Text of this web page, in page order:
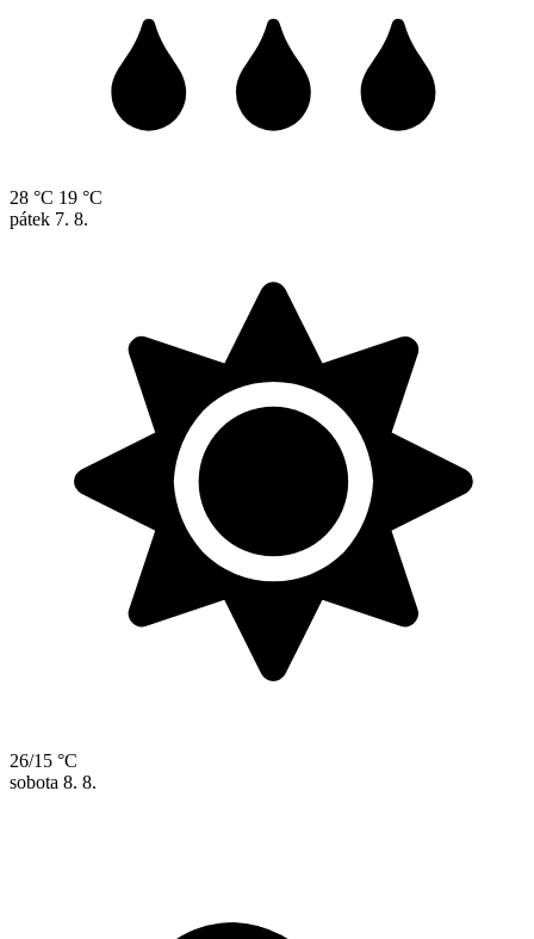
28 °C 19 °C
pátek 7. 8.
26/15 °C
sobota 8. 8.